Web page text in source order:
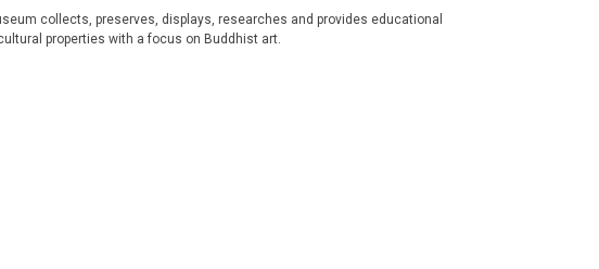
collects, preserves, displays, researches and provides educational
properties with a focus on Buddhist art.